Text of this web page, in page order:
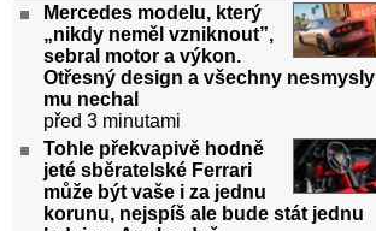
Mercedes modelu, který
„nikdy neměl vzniknout”,
sebral motor a výkon.
Otřesný design a všechny nesmysly
mu nechal
před 3 minutami
Tohle překvapivě hodně
jeté sběratelské Ferrari
může být vaše i za jednu
korunu, nejspíš ale bude stát jednu